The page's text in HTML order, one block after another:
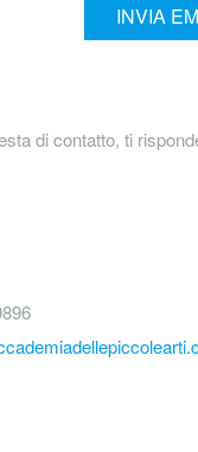
INVIA
di contatto, ti